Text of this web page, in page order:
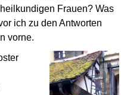
Frauen? Was
ich zu den Antworten
vorne.